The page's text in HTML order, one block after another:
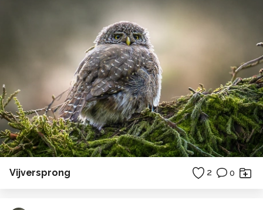
Vijversprong 2 0